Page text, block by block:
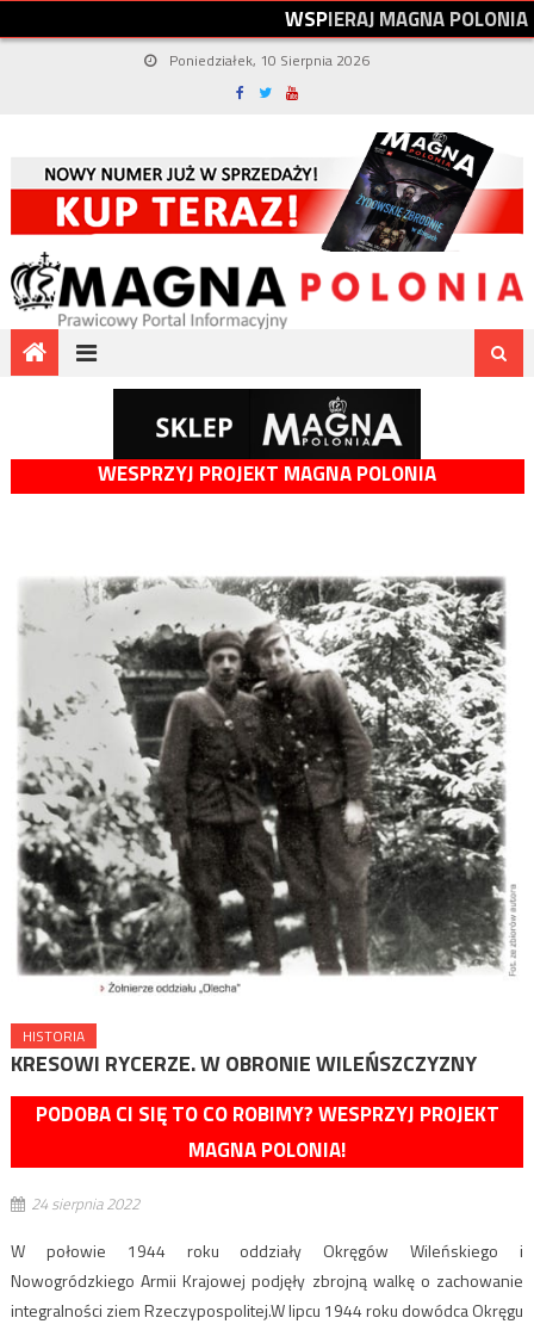
WSPIERAJMAGNAPOLONIA
Poniedziałek, 10 Sierpnia 2026
WESPRZYJ PROJEKT MAGNA POLONIA
HISTORIA
KRESOWI RYCERZE. W OBRONIE WILEŃSZCZYZNY
PODOBA CI SIĘ TO CO ROBIMY? WESPRZYJ PROJEKT
MAGNA POLONIA!
24 sierpnia 2022
W połowie 1944 roku oddziały Okręgów Wileńskiego i
Nowogródzkiego Armii Krajowej podjęły zbrojną walkę o zachowanie
integralności ziem Rzeczypospolitej.W lipcu 1944 roku dowódca Okręgu